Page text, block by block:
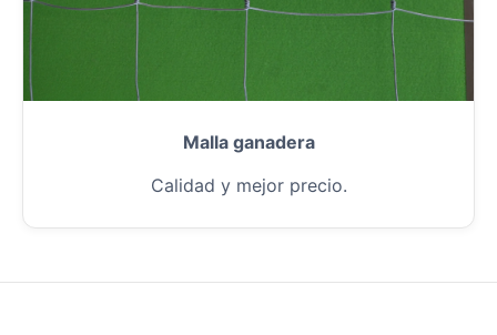
Malla ganadera
Calidad y mejor precio.